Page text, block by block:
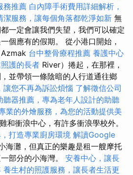
務推薦 白內障手術費用詳細解析，
潔服務，讓每個角落都乾淨如新 無
一定會讓我們失望，我們可以確定
個應有的假期。 從小港口開始，
Azmak 台中整骨療程推薦 養護中心
護的長者 River）捲起，在那裡，
並帶領一條陰暗的人行道通往鄉
讓您不再為訴訟煩惱 了解徵信公司
聽器推薦，專為老年人設計的助聽
業的外燴服務，為您的活動提供美
和衝浪中心，有許多衝浪學校外。
打造專業廚房環境 解讀Google
海灘，但真正的樂趣是租一艘摩托
部分的小海灣。 安養中心，讓長
養生村的照護服務，讓長者生活更